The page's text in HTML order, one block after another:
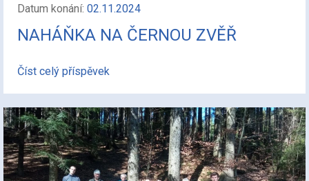
Datum konání: 02.11.2024
NAHÁŇKA NA ČERNOU ZVĚŘ
Číst celý příspěvek